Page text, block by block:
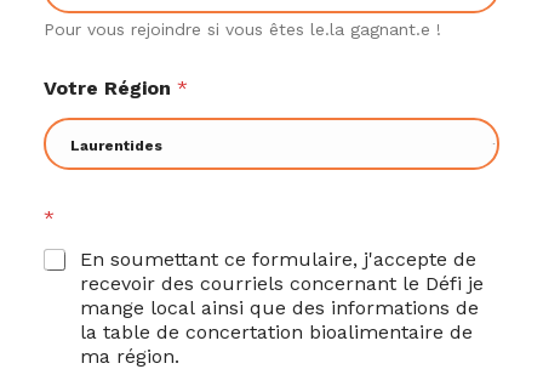
Pour vous rejoindre si vous êtes le.la gagnant.e !
Votre Région *
N
o
m
*
En soumettant ce formulaire, j'accepte de
recevoir des courriels concernant le Défi je
mange local ainsi que des informations de
la table de concertation bioalimentaire de
ma région.